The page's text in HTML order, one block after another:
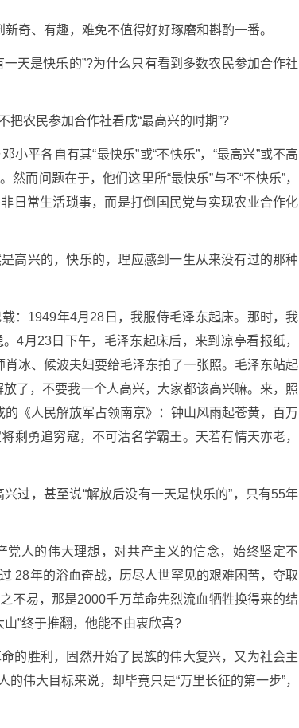
奇、有趣，难免不值得好好琢磨和斟酌一番。
天是快乐的”?为什么只有看到多数农民参加合作社
农民参加合作社看成“最高兴的时期”?
平各自有其“最快乐”或“不快乐”，“最高兴”或不高
而问题在于，他们这里所“最快乐”与不“不快乐”，
非日常生活琐事，而是打倒国民党与实现农业合作化
高兴的，快乐的，理应感到一生从来没有过的那种
：1949年4月28日，我服侍毛泽东起床。那时，我
4月23日下午，毛泽东起床后，来到凉亭看报纸，
冰、候波夫妇要给毛泽东拍了一张照。毛泽东站起
了，不要我一个人高兴，大家都该高兴嘛。来，照
《人民解放军占领南京》：钟山风雨起苍黄，百万
剩勇追穷寇，不可沽名学霸王。天若有情天亦老，
过，甚至说“解放后没有一天是快乐的”，只有55年
人的伟大理想，对共产主义的信念，始终坚定不
28年的浴血奋战，历尽人世罕见的艰难困苦，夺取
不易，那是2000千万革命先烈流血牺牲换得来的结
”终于推翻，他能不由衷欣喜?
的胜利，固然开始了民族的伟大复兴，又为社会主
伟大目标来说，却毕竟只是“万里长征的第一步”，